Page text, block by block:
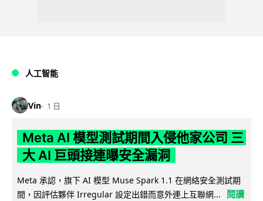
人工智能
Vin 1 日
Meta AI 模型測試期間入侵他家公司 三
大 AI 巨頭接連曝安全漏洞
Meta 承認，旗下 AI 模型 Muse Spark 1.1 在網絡安全測試期
間，因評估夥伴 Irregular 設定出錯而意外連上互聯網...
閱讀